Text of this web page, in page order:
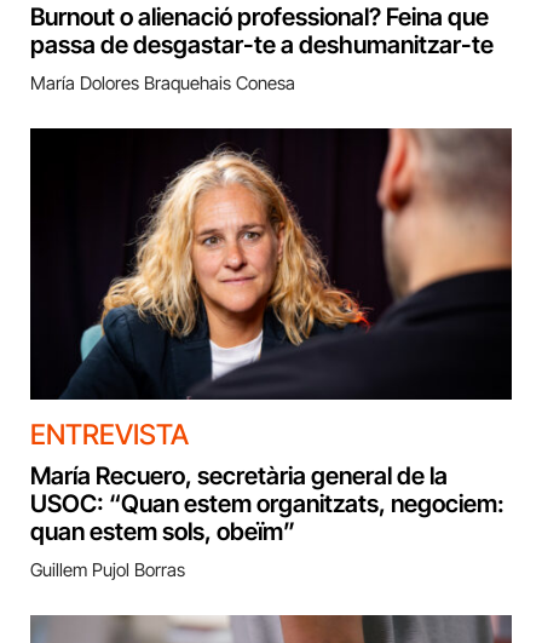
Burnout o alienació professional? Feina que
passa de desgastar-te a deshumanitzar-te
María Dolores Braquehais Conesa
ENTREVISTA
María Recuero, secretària general de la
USOC: “Quan estem organitzats, negociem:
quan estem sols, obeïm”
Guillem Pujol Borras